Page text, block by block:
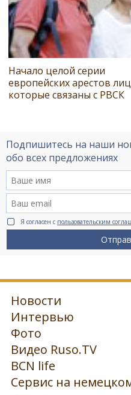
Начало целой серии
европейских арестов
которые связаны с РВСК
Подпишитесь на наши
обо всех предложениях
Я согласен с пользовательским
Новости
Интервью
Фото
Видео Ruso.TV
BCN life
Сервис на